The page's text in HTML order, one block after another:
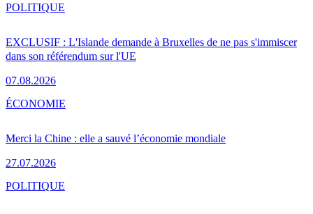
EXCLUSIF : L'Islande demande à Bruxelles de ne pas s'immiscer
dans son référendum sur l'UE
07.08.2026
POLITIQUE
Merci la Chine : elle a sauvé l’économie mondiale
27.07.2026
ÉCONOMIE
POLITIQUE